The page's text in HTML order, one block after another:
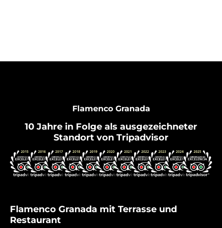
Flamenco Granada
10 Jahre in Folge als ausgezeichneter
Standort von Tripadvisor
Flamenco Granada mit Terrasse und
Restaurant